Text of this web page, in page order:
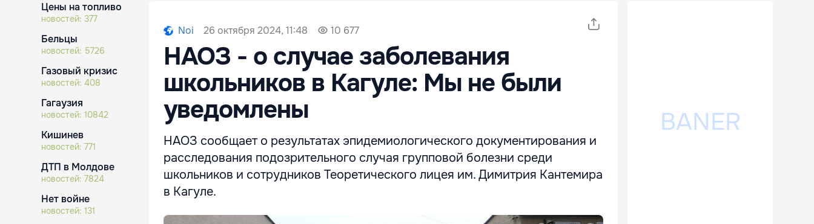
Цены на топливо
новостей: 377
Бельцы
новостей: 5726
Газовый кризис
новостей: 408
Гагаузия
новостей: 10842
Кишинев
новостей: 771
ДТП в Молдове
новостей: 7824
Нет войне
новостей: 131
Noi 26 октября 2024, 11:48 10 677
НАОЗ - о случае заболевания
школьников в Кагуле: Мы не были
уведомлены
НАОЗ сообщает о результатах эпидемиологического документирования и
расследования подозрительного случая групповой болезни среди
школьников и сотрудников Теоретического лицея им. Димитрия Кантемира
в Кагуле.